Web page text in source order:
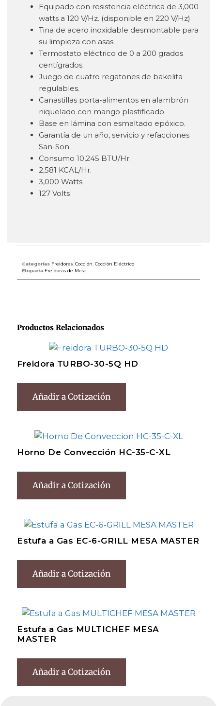
Equipado con resistencia eléctrica de 3,000
watts a 120 V/Hz. (disponible en 220 V/Hz)
Tina de acero inoxidable desmontable para
su limpieza con asas.
Termostato eléctrico de 0 a 200 grados
centígrados.
Juego de cuatro regatones de bakelita
regulables.
Canastillas porta-alimentos en alambrón
niquelado con mango plastificado.
Base en lámina con esmaltado epóxico.
Garantía de un año, servicio y refacciones
San-Son.
Consumo 10,245 BTU/Hr.
2,581 KCAL/Hr.
3,000 Watts
127 Volts
Categorías Freidoras, Cocción, Cocción Eléctrico
Etiqueta Freidoras de Mesa
Productos Relacionados
Freidora TURBO-30-5Q HD
Añadir a Cotización
Horno De Convección HC-35-C-XL
Añadir a Cotización
Estufa a Gas EC-6-GRILL MESA MASTER
Añadir a Cotización
Estufa a Gas MULTICHEF MESA
MASTER
Añadir a Cotización